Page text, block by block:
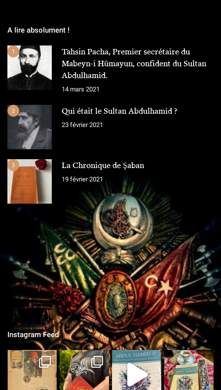
A lire absolument !
1
Tahsin Pacha, Premier secrétaire du
Mabeyn-i Hümayun, confident du Sultan
Abdulhamid.
14 mars 2021
2 Qui était le Sultan Abdulhamid ?
23 février 2021
3 La Chronique de Şaban
19 février 2021
L'ÉQUIPE
Chroniques Ottomanes
"Si je tombe sur le champ de bataille, qu'on grave sur la pierre,
qu'on ne vit que ce que nous réserve notre destin..."
Instagram Feed